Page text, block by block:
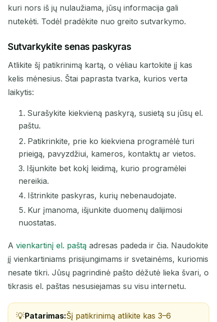
kuri nors iš jų nulaužiama, jūsų informacija gali
nutekėti. Todėl pradėkite nuo greito sutvarkymo.
Sutvarkykite senas paskyras
Atlikite šį patikrinimą kartą, o vėliau kartokite jį kas
kelis mėnesius. Štai paprasta tvarka, kurios verta
laikytis:
Surašykite kiekvieną paskyrą, susietą su jūsų el.
paštu.
Patikrinkite, prie ko kiekviena programėlė turi
prieigą, pavyzdžiui, kameros, kontaktų ar vietos.
Išjunkite bet kokį leidimą, kurio programėlei
nereikia.
Ištrinkite paskyras, kurių nebenaudojate.
Kur įmanoma, išjunkite duomenų dalijimosi
nuostatas.
A vienkartinį el. paštą adresas padeda ir čia. Naudokite
jį vienkartiniams prisijungimams ir svetainėms, kuriomis
nesate tikri. Jūsų pagrindinė pašto dėžutė lieka švari, o
tikrasis el. paštas nesusiejamas su visu internetu.
Patarimas:Šį patikrinimą atlikite kas 3–6